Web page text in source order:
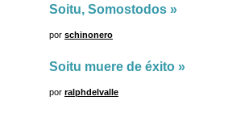
Soitu, Somostodos »
por schinonero
Soitu muere de éxito »
por ralphdelvalle